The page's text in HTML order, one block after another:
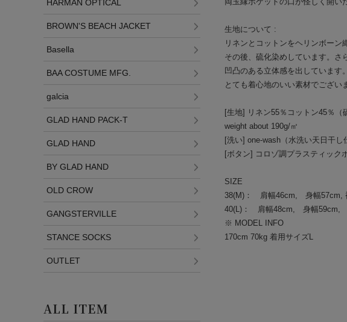
生地について :
リネンとコットンをヘリンボーン
その後、硫化染めしています。さ
凹凸のある立体感を出しています
とても着心地のいい素材でござい
[生地] リネン55％コットン45％（
weight about 190g/㎡
[洗い] one-wash（水洗い天日干し
[ボタン] コロゾ調プラスティック
SIZE
38(M)： 肩幅46cm, 身幅57cm,
40(L)： 肩幅48cm, 身幅59cm,
※ MODEL INFO
170cm 70kg 着用サイズL
HARMAN OPTICAL
BROWN'S BEACH JACKET
Basella
BAA COSTUME MFG.
galcia
GLAD HAND PACK-T
GLAD HAND
BY GLAD HAND
OLD CROW
GANGSTERVILLE
STANCE SOCKS
OUTLET
ALL ITEM